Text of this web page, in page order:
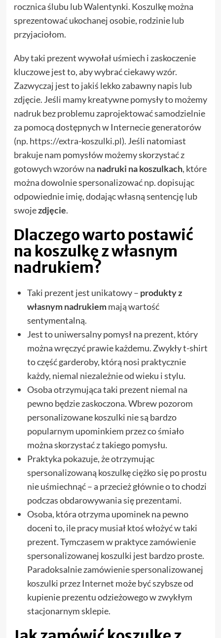
rocznica ślubu lub Walentynki. Koszulkę można
sprezentować ukochanej osobie, rodzinie lub
przyjaciołom.
Aby taki prezent wywołał uśmiech i zaskoczenie
kluczowe jest to, aby wybrać ciekawy wzór.
Zazwyczaj jest to jakiś lekko zabawny napis lub
zdjęcie. Jeśli mamy kreatywne pomysły to możemy
nadruk bez problemu zaprojektować samodzielnie
za pomocą dostępnych w Internecie generatorów
(np. https://extra-koszulki.pl). Jeśli natomiast
brakuje nam pomysłów możemy skorzystać z
gotowych wzorów na nadruki na koszulkach, które
można dowolnie spersonalizować np. dopisując
odpowiednie imię, dodając własną sentencję lub
swojezdjęcie.
Dlaczego warto postawić
na koszulkę z własnym
nadrukiem?
Taki prezent jest unikatowy – produkty z
własnym nadrukiemmają wartość
sentymentalną.
Jest to uniwersalny pomysł na prezent, który
można wręczyć prawie każdemu. Zwykły t-shirt
to część garderoby, którą nosi praktycznie
każdy, niemal niezależnie od wieku i stylu.
Osoba otrzymująca taki prezent niemal na
pewno będzie zaskoczona. Wbrew pozorom
personalizowane koszulki nie są bardzo
popularnym upominkiem przez co śmiało
można skorzystać z takiego pomysłu.
Praktyka pokazuje, że otrzymując
spersonalizowaną koszulkę ciężko się po prostu
nie uśmiechnąć – a przecież głównie o to chodzi
podczas obdarowywania się prezentami.
Osoba, która otrzyma upominek na pewno
doceni to, ile pracy musiał ktoś włożyć w taki
prezent. Tymczasem w praktyce zamówienie
spersonalizowanej koszulki jest bardzo proste.
Paradoksalnie zamówienie spersonalizowanej
koszulki przez Internet może być szybsze od
kupienie prezentu odzieżowego w zwykłym
stacjonarnym sklepie.